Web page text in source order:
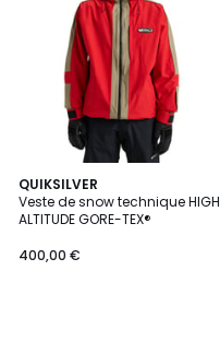
QUIKSILVER
Veste de snow technique HIGH
ALTITUDE GORE-TEX®
400,00 €